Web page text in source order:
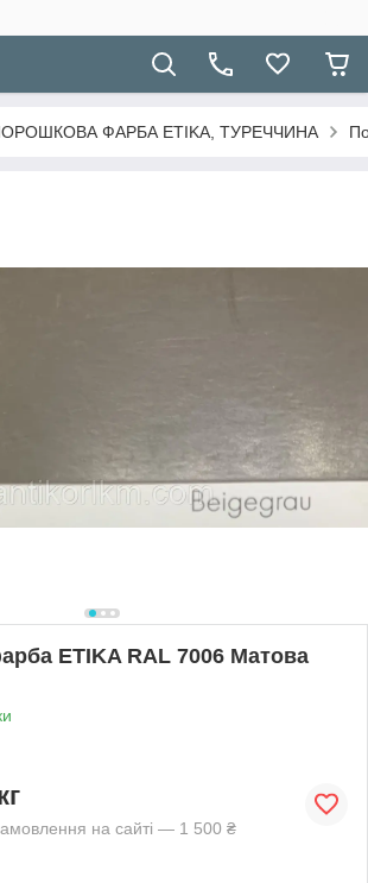
ФАРБА ETIKA, ТУРЕЧЧИНА
ETIKA RAL 7006 Матова
на сайті — 1 500 ₴